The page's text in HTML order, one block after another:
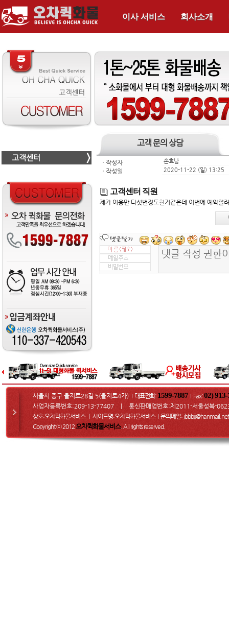
이사 서비스 회사소개
고객센터
고객 문의 상담
ㆍ 작성자 손효남
ㆍ 작성일 2020-11-22 (일) 13:25
고객센터 직원
제가 이용만 다섯번정도힌거같은데 이번에 예약할
서울시 중구 을지로28길 5(을지로4가) I 대표전화: 1599-7887 I Fax:02)
사업자등록번호:209-13-77407 ㅣ 통신판매업번호:제2011-서울성북-
상호:오차퀵화물서비스 ㅣ 사이트명:오차퀵화물서비스 I 문의메일: jbbbjj@hanmail.net
Copyright ⓒ 2012오차퀵화물서비스. All rights reserved.